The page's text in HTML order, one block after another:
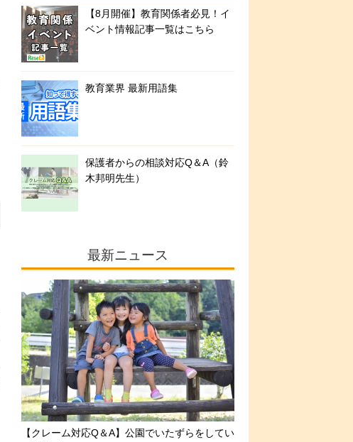
【8月開催】教育関係者必見！イ
ベント情報記事一覧はこちら
教育業界 最新用語集
保護者からの相談対応Q＆A（鈴
木邦明先生）
最新ニュース
【クレーム対応Q＆A】公園でいたずらをしてい